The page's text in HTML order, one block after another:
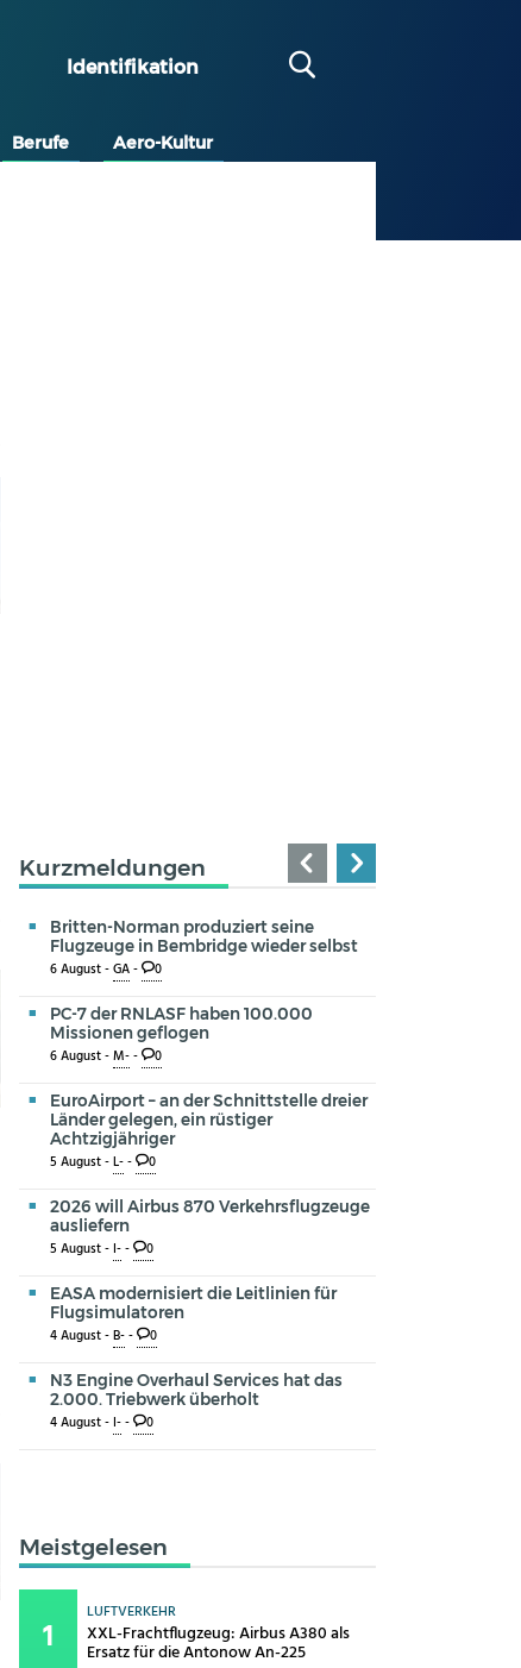
Identifikation
Berufe Aero-Kultur
Kurzmeldungen
Britten-Norman produziert seine
Flugzeuge in Bembridge wieder selbst
6 August -GA- 0
PC-7 der RNLASF haben 100.000
Missionen geflogen
6 August -M-- 0
EuroAirport – an der Schnittstelle dreier
Länder gelegen, ein rüstiger
Achtzigjähriger
5 August -L-- 0
2026 will Airbus 870 Verkehrsflugzeuge
ausliefern
5 August -I-- 0
EASA modernisiert die Leitlinien für
Flugsimulatoren
4 August -B-- 0
N3 Engine Overhaul Services hat das
2.000. Triebwerk überholt
4 August -I-- 0
Meistgelesen
LUFTVERKEHR
XXL-Frachtflugzeug: Airbus A380 als
Ersatz für die Antonow An-225